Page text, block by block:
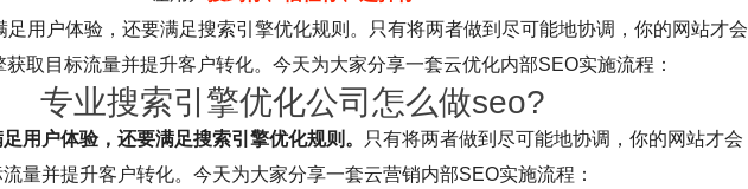
足用户体验，还要满足搜索引擎优化规则。只有将两者做到尽可能地协调，你的网站才会
获取目标流量并提升客户转化。今天为大家分享一套云优化内部SEO实施流程：
专业搜索引擎优化公司怎么做seo?
用户体验，还要满足搜索引擎优化规则。
只有将两者做到尽可能地协调，你的网站才会
量并提升客户转化。今天为大家分享一套云营销内部SEO实施流程：